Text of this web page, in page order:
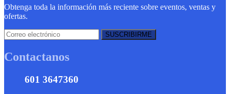
Obtenga toda la información más reciente sobre eventos, ventas y
ofertas.
Contactanos
601 3647360